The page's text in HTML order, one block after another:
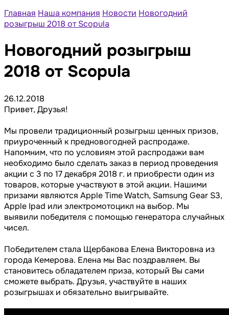
Главная Наша компания Новости Новогодний
розыгрыш 2018 от Scopula
Новогодний розыгрыш
2018 от Scopula
26.12.2018
Привет, Друзья!
Мы провели традиционный розыгрыш ценных призов,
приуроченный к предновогодней распродаже.
Напомним, что по условиям этой распродажи вам
необходимо было сделать заказ в период проведения
акции с 3 по 17 декабря 2018 г. и приобрести один из
товаров, которые участвуют в этой акции. Нашими
призами являются Apple Time Watch, Samsung Gear S3,
Apple Ipad или электромотоцикл на выбор. Мы
выявили победителя с помощью генератора случайных
чисел.
Победителем стала Щербакова Елена Викторовна из
города Кемерова. Елена мы Вас поздравляем. Вы
становитесь обладателем приза, который Вы сами
сможете выбрать. Друзья, участвуйте в наших
розыгрышах и обязательно выигрывайте.